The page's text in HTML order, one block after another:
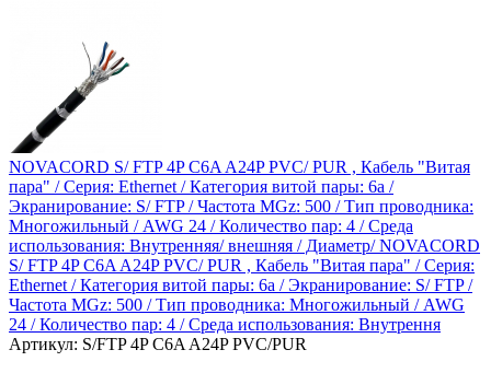
NOVACORD S/ FTP 4P C6A A24P PVC/ PUR , Кабель "Витая
пара" / Серия: Ethernet / Категория витой пары: 6a /
Экранирование: S/ FTP / Частота MGz: 500 / Тип проводника:
Многожильный / AWG 24 / Количество пар: 4 / Среда
использования: Внутренняя/ внешняя / Диаметр/ NOVACORD
S/ FTP 4P C6A A24P PVC/ PUR , Кабель "Витая пара" / Серия:
Ethernet / Категория витой пары: 6a / Экранирование: S/ FTP /
Частота MGz: 500 / Тип проводника: Многожильный / AWG
24 / Количество пар: 4 / Среда использования: Внутрення
Артикул: S/FTP 4P C6A A24P PVC/PUR